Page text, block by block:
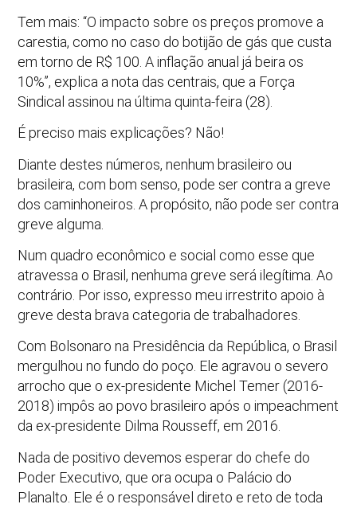
Tem mais: “O impacto sobre os preços promove a
carestia, como no caso do botijão de gás que custa
em torno de R$ 100. A inflação anual já beira os
10%”, explica a nota das centrais, que a Força
Sindical assinou na última quinta-feira (28).
É preciso mais explicações? Não!
Diante destes números, nenhum brasileiro ou
brasileira, com bom senso, pode ser contra a greve
dos caminhoneiros. A propósito, não pode ser contra
greve alguma.
Num quadro econômico e social como esse que
atravessa o Brasil, nenhuma greve será ilegítima. Ao
contrário. Por isso, expresso meu irrestrito apoio à
greve desta brava categoria de trabalhadores.
Com Bolsonaro na Presidência da República, o Brasil
mergulhou no fundo do poço. Ele agravou o severo
arrocho que o ex-presidente Michel Temer (2016-
2018) impôs ao povo brasileiro após o impeachment
da ex-presidente Dilma Rousseff, em 2016.
Nada de positivo devemos esperar do chefe do
Poder Executivo, que ora ocupa o Palácio do
Planalto. Ele é o responsável direto e reto de toda